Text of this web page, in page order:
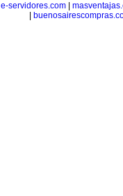
e-servidores.com